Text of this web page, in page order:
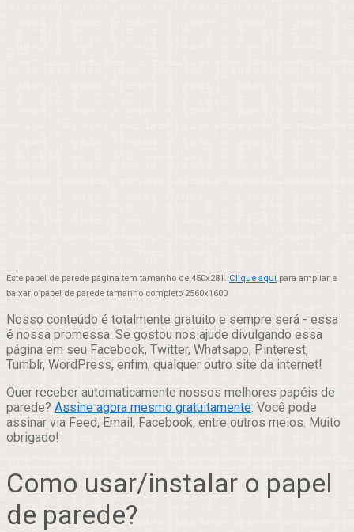
Este papel de parede página tem tamanho de 450x281. Clique aqui para ampliar e
baixar o papel de parede tamanho completo 2560x1600
Nosso conteúdo é totalmente gratuito e sempre será - essa
é nossa promessa. Se gostou nos ajude divulgando essa
página em seu Facebook, Twitter, Whatsapp, Pinterest,
Tumblr, WordPress, enfim, qualquer outro site da internet!
Quer receber automaticamente nossos melhores papéis de
parede? Assine agora mesmo gratuitamente. Você pode
assinar via Feed, Email, Facebook, entre outros meios. Muito
obrigado!
Como usar/instalar o papel
de parede?